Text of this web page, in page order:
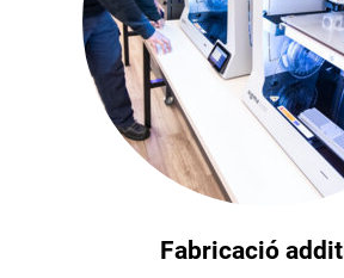
Fabricació